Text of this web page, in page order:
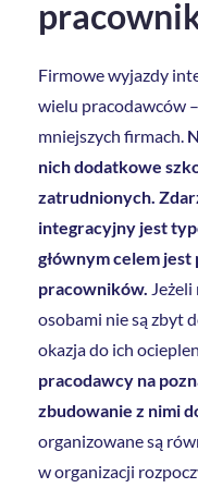
Firmowe wyjazdy
wielu pracodawców
mniejszych firmach.
nich dodatkowe
zatrudnionych.
integracyjny jest
głównym celem
pracowników.
osobami nie są zbyt
okazja do ich
pracodawcy na
zbudowanie z nimi
organizowane są
w organizacji